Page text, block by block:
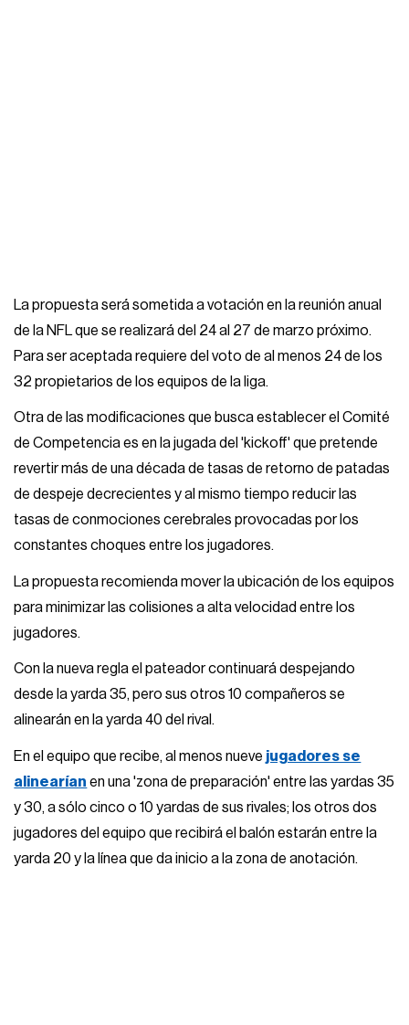
La propuesta será sometida a votación en la reunión anual
de la NFL que se realizará del 24 al 27 de marzo próximo.
Para ser aceptada requiere del voto de al menos 24 de los
32 propietarios de los equipos de la liga.
Otra de las modificaciones que busca establecer el Comité
de Competencia es en la jugada del 'kickoff' que pretende
revertir más de una década de tasas de retorno de patadas
de despeje decrecientes y al mismo tiempo reducir las
tasas de conmociones cerebrales provocadas por los
constantes choques entre los jugadores.
La propuesta recomienda mover la ubicación de los equipos
para minimizar las colisiones a alta velocidad entre los
jugadores.
Con la nueva regla el pateador continuará despejando
desde la yarda 35, pero sus otros 10 compañeros se
alinearán en la yarda 40 del rival.
En el equipo que recibe, al menos nueve jugadores se
alinearían en una 'zona de preparación' entre las yardas 35
y 30, a sólo cinco o 10 yardas de sus rivales; los otros dos
jugadores del equipo que recibirá el balón estarán entre la
yarda 20 y la línea que da inicio a la zona de anotación.